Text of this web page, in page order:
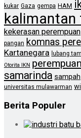
kukar Gaza gempa HAM
kekerasan perempuan
pangan komnas
Kartanegara lubang
Otorita IKN perempuan
samarinda sampah
universitas mulawarman
Berita Populer